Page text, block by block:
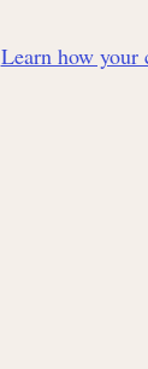
Learn how your